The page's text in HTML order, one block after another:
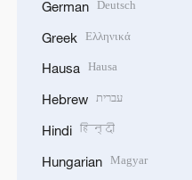
German Deutsch
Greek Ελληνικά
Hausa Hausa
Hebrew עברית
Hindi हिन्दी
Hungarian Magyar